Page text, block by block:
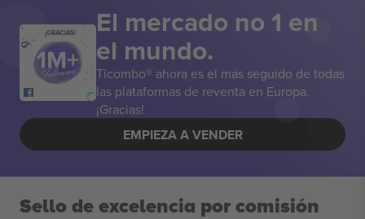
¡GRACIAS! El mercado no 1 en
el mundo.
Ticombo® ahora es el más seguido de todas
las plataformas de reventa en Europa.
¡Gracias!
EMPIEZA A VENDER
Sello de excelencia por comisión